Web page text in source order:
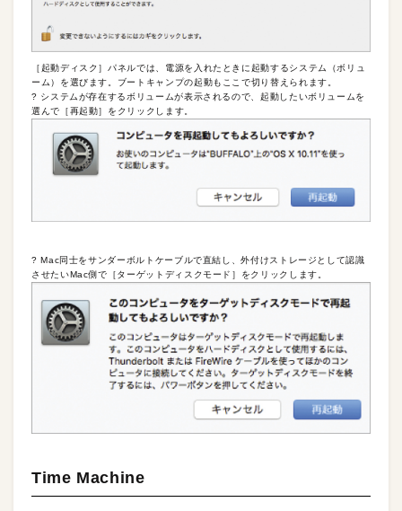
［起動ディスク］パネルでは、電源を入れたときに起動するシステム（ボリュ
ーム）を選びます。ブートキャンプの起動もここで切り替えられます。
? システムが存在するボリュームが表示されるので、起動したいボリュームを
選んで［再起動］をクリックします。
? Mac同士をサンダーボルトケーブルで直結し、外付けストレージとして認識
させたいMac側で［ターゲットディスクモード］をクリックします。
Time Machine